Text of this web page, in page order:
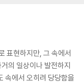
도 타이밍을 놓쳐버린
고백해야 할 순간, 진실
과 눈을 맞출 순간들조
표현하지만, 그 속에서
의 일상이나 발전하지
속에서 오히려 당당함을